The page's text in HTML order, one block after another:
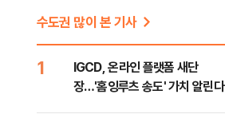
수도권 많이 본 기사
1
IGCD, 온라인 플랫폼 새단
장…'홈잉루츠 송도' 가치 알린다